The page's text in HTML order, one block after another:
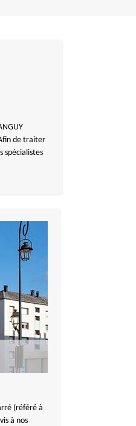
de traiter
spécialistes
(référé à
à nos